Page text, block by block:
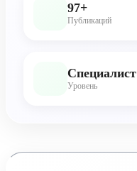
97+
Публикаций
Специалист
Уровень